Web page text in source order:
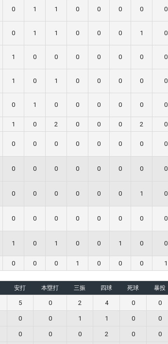
0 1 1 0 0 0 0 0
0 1 1 0 0 0 1 0
1 0 0 0 0 0 0 0
1 0 1 0 0 0 0 0
0 1 0 0 0 0 0 0
1 0 2 0 0 0 2 0
0 0 0 0 0 0 0 0
0 0 0 0 0 0 0 0
0 0 0 0 0 0 1 0
0 0 0 0 0 0 0 0
1 0 1 0 0 1 0 0
0 0 0 1 0 0 0 1
安打 本塁打 三振 四球 死球 暴投
5 0 2 4 0 0
0 0 1 1 0 0
0 0 0 2 0 0